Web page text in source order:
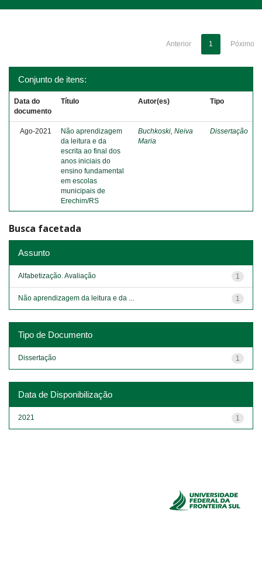
Anterior 1 Póximo
Conjunto de itens:
Data do
documento
Título Autor(es) Tipo
Ago-2021
Não aprendizagem
da leitura e da
escrita ao final dos
anos iniciais do
ensino fundamental
em escolas
municipais de
Erechim/RS
Buchkoski, Neiva
Maria
Dissertação
Busca facetada
Assunto
1
Alfabetização. Avaliação
1
Não aprendizagem da leitura e da ...
Tipo de Documento
1
Dissertação
Data de Disponibilização
1
2021